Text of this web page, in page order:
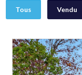
Tous Vendu